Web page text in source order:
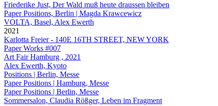
Friederike Just, Der Wald muß heute draussen bleiben
Paper Positions, Berlin | Magda Krawcewicz
VOLTA, Basel, Alex Ewerth
2021
Karlotta Freier - 140E 16TH STREET, NEW YORK
Paper Works #007
Art Fair Hamburg , 2021
Alex Ewerth, Kyoto
Positions | Berlin, Messe
Paper Positions | Hamburg, Messe
Paper Positions | Berlin, Messe
Sommersalon, Claudia Rößger, Leben im Fragment